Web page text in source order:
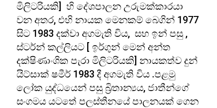
මිලිටරියකි] හි දේශපාලන උරුමක්කාරයා
වන අතර, එහි නායක මෙනකම් බෙගින් 1977
සිට 1983 දක්වා අගමැති විය, සහ ඉන් පසු ,
ස්ටර්න් කල්ලියට [ ඉර්ගුන් මෙන් අන්ත
දක්ෂිණාංශික පැරා මිලිටරියකි] නායකත්ව දුන්
යිට්සාක් ෂමීර් 1983 දී අගමැති විය .පළමු
ලෝක යුද්ධයෙන් පසු බ්‍රිතාන්‍යය, ජාතීන්ගේ
සංගමය යටතේ පලස්තීනයේ පාලනයක් ගෙන